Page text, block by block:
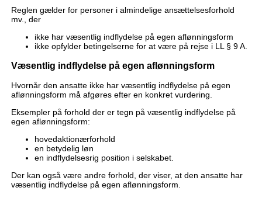
Reglen gælder for personer i almindelige ansættelsesforhold
mv., der
ikke har væsentlig indflydelse på egen aflønningsform
ikke opfylder betingelserne for at være på rejse i LL § 9 A.
Væsentlig indflydelse på egen aflønningsform
Hvornår den ansatte ikke har væsentlig indflydelse på egen
aflønningsform må afgøres efter en konkret vurdering.
Eksempler på forhold der er tegn på væsentlig indflydelse på
egen aflønningsform:
hovedaktionærforhold
en betydelig løn
en indflydelsesrig position i selskabet.
Der kan også være andre forhold, der viser, at den ansatte har
væsentlig indflydelse på egen aflønningsform.